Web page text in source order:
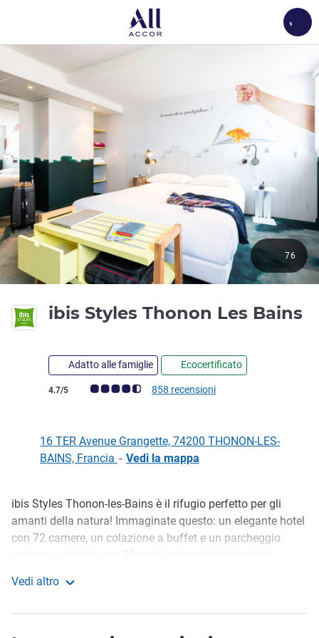
ibis Styles Thonon Les Bains
Adatto alle famiglie Ecocertificato
Giudizio clienti (Valutazione ALL)
4.7/5 858 recensioni
76
16 TER Avenue Grangette, 74200 THONON-LES-
BAINS, Francia - Vedi la mappa
Descrizione
ibis Styles Thonon-les-Bains è il rifugio perfetto per gli
amanti della natura! Immaginate questo: un elegante hotel
con 72 camere, un colazione a buffet e un parcheggio
bar, esercitatevi al centro fitness o divertitevi nell'area
Vedi altro